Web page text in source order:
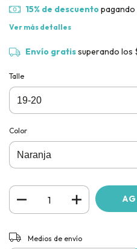
15% de descuentopagando
Ver más detalles
Envío gratissuperando los
Talle
Color
Entregas para el CP:
Medios de envío